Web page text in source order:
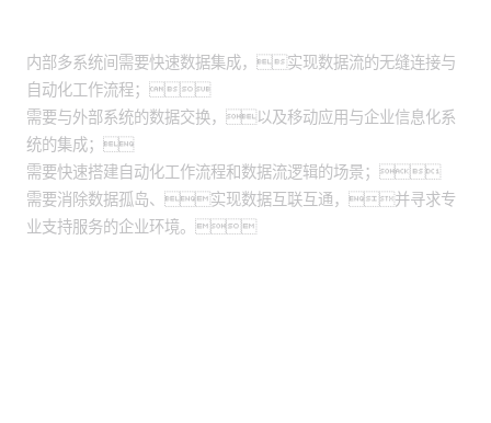
内部多系统间需要快速数据集成，实现数据流的无缝连接与
自动化工作流程；
需要与外部系统的数据交换，以及移动应用与企业信息化系
统的集成；
需要快速搭建自动化工作流程和数据流逻辑的场景；
需要消除数据孤岛、实现数据互联互通，并寻求专
业支持服务的企业环境。